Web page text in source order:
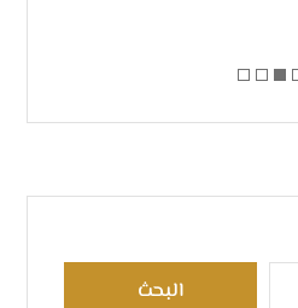
البحث